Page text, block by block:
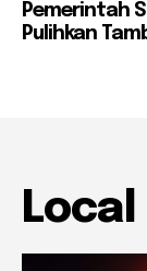
Pemerintah
Pulihkan
Local